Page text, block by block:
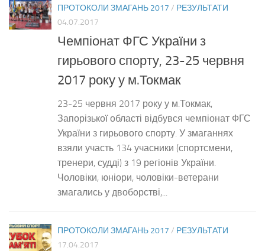
ПРОТОКОЛИ ЗМАГАНЬ 2017 / РЕЗУЛЬТАТИ
04.07.2017
Чемпіонат ФГС України з
гирьового спорту, 23-25 червня
2017 року у м.Токмак
23-25 червня 2017 року у м.Токмак,
Запорізької області відбувся чемпіонат ФГС
України з гирьового спорту. У змаганнях
взяли участь 134 учасники (спортсмени,
тренери, судді) з 19 регіонів України.
Чоловіки, юніори, чоловіки-ветерани
змагались у двоборстві,...
ПРОТОКОЛИ ЗМАГАНЬ 2017 / РЕЗУЛЬТАТИ
17.04.2017